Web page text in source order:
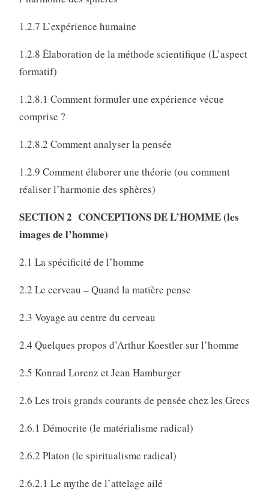
1.2.7 L’expérience humaine
1.2.8 Élaboration de la méthode scientifique (L’aspect
formatif)
1.2.8.1 Comment formuler une expérience vécue
comprise ?
1.2.8.2 Comment analyser la pensée
1.2.9 Comment élaborer une théorie (ou comment
réaliser l’harmonie des sphères)
SECTION 2 CONCEPTIONS DE L’HOMME (les
images de l’homme)
2.1 La spécificité de l’homme
2.2 Le cerveau – Quand la matière pense
2.3 Voyage au centre du cerveau
2.4 Quelques propos d’Arthur Koestler sur l’homme
2.5 Konrad Lorenz et Jean Hamburger
2.6 Les trois grands courants de pensée chez les Grecs
2.6.1 Démocrite (le matérialisme radical)
2.6.2 Platon (le spiritualisme radical)
2.6.2.1 Le mythe de l’attelage ailé